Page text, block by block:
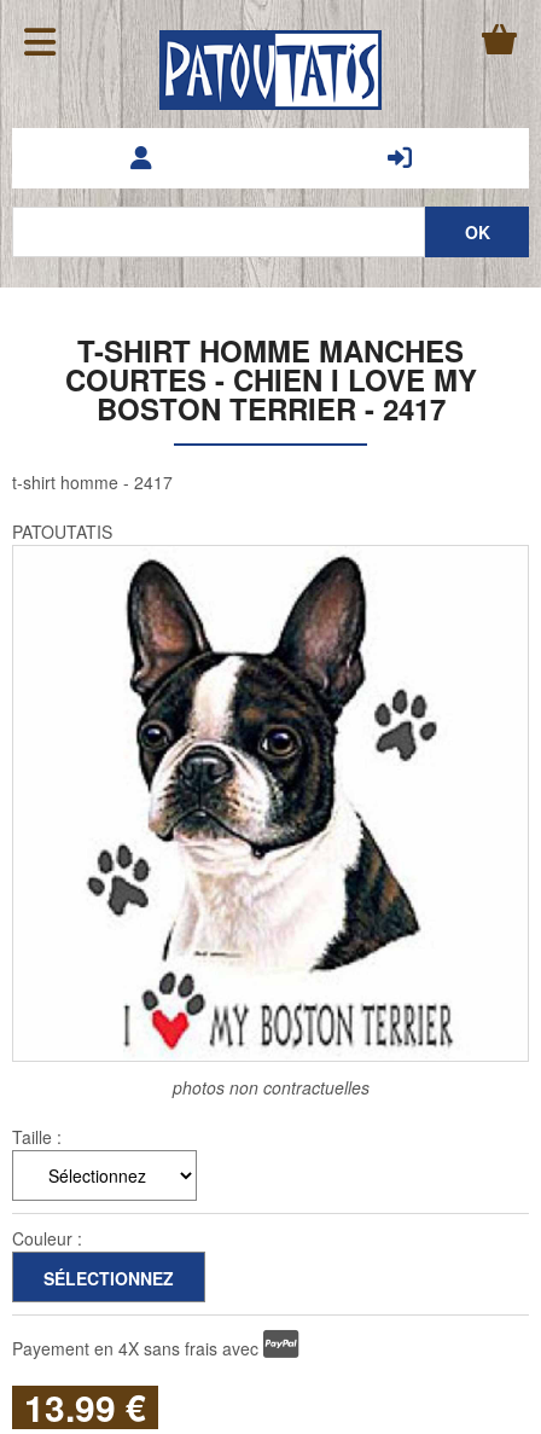
T-SHIRT HOMME MANCHES
COURTES - CHIEN I LOVE MY
BOSTON TERRIER - 2417
t-shirt homme - 2417
PATOUTATIS
photos non contractuelles
Taille :
Couleur :
Payement en 4X sans frais avec
13.99 €